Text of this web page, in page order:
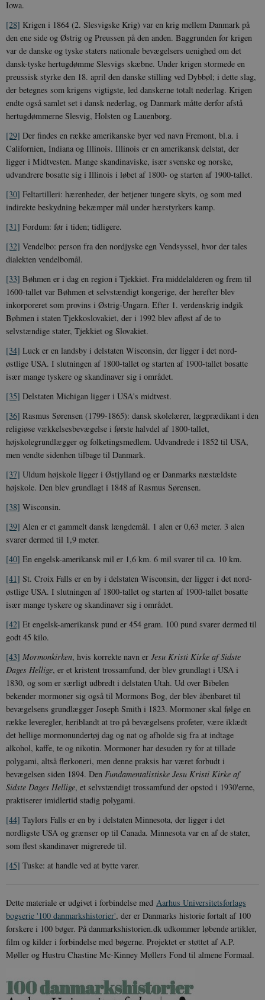
Iowa.
[28] Krigen i 1864 (2. Slesvigske Krig) var en krig mellem Danmark på
den ene side og Østrig og Preussen på den anden. Baggrunden for krigen
var de danske og tyske staters nationale bevægelsers uenighed om det
dansk-tyske hertugdømme Slesvigs skæbne. Under krigen stormede en
preussisk styrke den 18. april den danske stilling ved Dybbøl; i dette slag,
der betegnes som krigens vigtigste, led danskerne totalt nederlag. Krigen
endte også samlet set i dansk nederlag, og Danmark måtte derfor afstå
hertugdømmerne Slesvig, Holsten og Lauenborg.
[29] Der findes en række amerikanske byer ved navn Fremont, bl.a. i
Californien, Indiana og Illinois. Illinois er en amerikansk delstat, der
ligger i Midtvesten. Mange skandinaviske, især svenske og norske,
udvandrere bosatte sig i Illinois i løbet af 1800- og starten af 1900-tallet.
[30] Feltartilleri: hærenheder, der betjener tungere skyts, og som med
indirekte beskydning bekæmper mål under hærstyrkers kamp.
[31] Fordum: før i tiden; tidligere.
[32] Vendelbo: person fra den nordjyske egn Vendsyssel, hvor der tales
dialekten vendelbomål.
[33] Bøhmen er i dag en region i Tjekkiet. Fra middelalderen og frem til
1600-tallet var Bøhmen et selvstændigt kongerige, der herefter blev
inkorporeret som provins i Østrig-Ungarn. Efter 1. verdenskrig indgik
Bøhmen i staten Tjekkoslovakiet, der i 1992 blev afløst af de to
selvstændige stater, Tjekkiet og Slovakiet.
[34] Luck er en landsby i delstaten Wisconsin, der ligger i det nord-
østlige USA. I slutningen af 1800-tallet og starten af 1900-tallet bosatte
især mange tyskere og skandinaver sig i området.
[35] Delstaten Michigan ligger i USA's midtvest.
[36] Rasmus Sørensen (1799-1865): dansk skolelærer, lægprædikant i den
religiøse vækkelsesbevægelse i første halvdel af 1800-tallet,
højskolegrundlægger og folketingsmedlem. Udvandrede i 1852 til USA,
men vendte sidenhen tilbage til Danmark.
[37] Uldum højskole ligger i Østjylland og er Danmarks næstældste
højskole. Den blev grundlagt i 1848 af Rasmus Sørensen.
[38] Wisconsin.
[39] Alen er et gammelt dansk længdemål. 1 alen er 0,63 meter. 3 alen
svarer dermed til 1,9 meter.
[40] En engelsk-amerikansk mil er 1,6 km. 6 mil svarer til ca. 10 km.
[41] St. Croix Falls er en by i delstaten Wisconsin, der ligger i det nord-
østlige USA. I slutningen af 1800-tallet og starten af 1900-tallet bosatte
især mange tyskere og skandinaver sig i området.
[42] Et engelsk-amerikansk pund er 454 gram. 100 pund svarer dermed til
godt 45 kilo.
[43] Mormonkirken, hvis korrekte navn er Jesu Kristi Kirke af Sidste
Dages Hellige, er et kristent trossamfund, der blev grundlagt i USA i
1830, og som er særligt udbredt i delstaten Utah. Ud over Bibelen
bekender mormoner sig også til Mormons Bog, der blev åbenbaret til
bevægelsens grundlægger Joseph Smith i 1823. Mormoner skal følge en
række leveregler, heriblandt at tro på bevægelsens profeter, være iklædt
det hellige mormonundertøj dag og nat og afholde sig fra at indtage
alkohol, kaffe, te og nikotin. Mormoner har desuden ry for at tillade
polygami, altså flerkoneri, men denne praksis har været forbudt i
bevægelsen siden 1894. Den Fundamentalistiske Jesu Kristi Kirke af
Sidste Dages Hellige, et selvstændigt trossamfund der opstod i 1930'erne,
praktiserer imidlertid stadig polygami.
[44] Taylors Falls er en by i delstaten Minnesota, der ligger i det
nordligste USA og grænser op til Canada. Minnesota var en af de stater,
som flest skandinaver migrerede til.
[45] Tuske: at handle ved at bytte varer.
Dette materiale er udgivet i forbindelse med Aarhus Universitetsforlags
bogserie '100 danmarkshistorier', der er Danmarks historie fortalt af 100
forskere i 100 bøger. På danmarkshistorien.dk udkommer løbende artikler,
film og kilder i forbindelse med bøgerne. Projektet er støttet af A.P.
Møller og Hustru Chastine Mc-Kinney Møllers Fond til almene Formaal.